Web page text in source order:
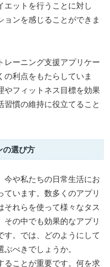
エットを行うことに対し
ョンを感じることができま
レーニング支援アプリケー
の利点をもたらしていま
やフィットネス目標を効果
習慣の維持に役立てること
の選び方
今や私たちの日常生活にお
ています。数多くのアプリ
それらを使って様々なタス
その中でも効果的なアプリ
す。では、どのようにして
べきでしょうか。
ることが重要です。何を求